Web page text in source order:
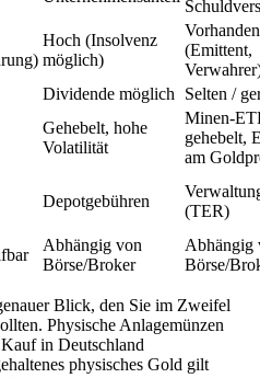
Hoch (Insolvenz
möglich)
Vorhanden
(Emittent,
Dividende möglich Selten /
Gehebelt, hohe
Volatilität
Minen-
gehebelt,
am
Depotgebühren
(TER)
Abhängig von
Börse/Broker
Abhängig
Börse/
Blick, den Sie im Zweifel
Physische Anlagemünzen
in Deutschland
physisches Gold gilt